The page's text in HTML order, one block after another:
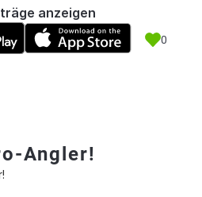
0
anzeigen
Angler!